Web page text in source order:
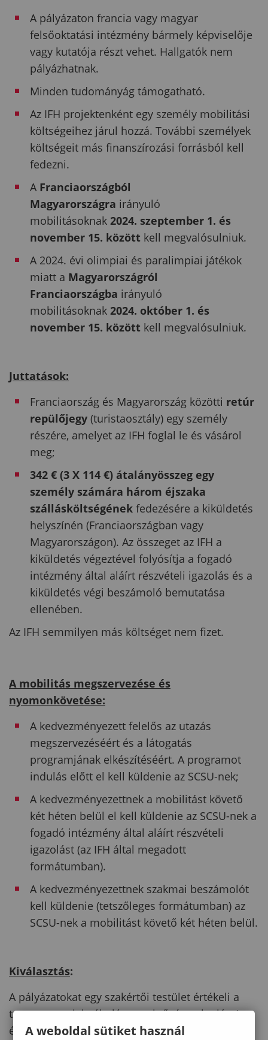
A pályázaton francia vagy magyar
felsőoktatási intézmény bármely képviselője
vagy kutatója részt vehet. Hallgatók nem
pályázhatnak.
Minden tudományág támogatható.
Az IFH projektenként egy személy mobilitási
költségeihez járul hozzá. További személyek
költségeit más finanszírozási forrásból kell
fedezni.
A Franciaországból
Magyarországra irányuló
mobilitásoknak 2024. szeptember 1. és
november 15. között kell megvalósulniuk.
A 2024. évi olimpiai és paralimpiai játékok
miatt a Magyarországról
Franciaországba irányuló
mobilitásoknak 2024. október 1. és
november 15. között kell megvalósulniuk.
Juttatások:
Franciaország és Magyarország közötti retúr
repülőjegy (turistaosztály) egy személy
részére, amelyet az IFH foglal le és vásárol
meg;
342 € (3 X 114 €) átalányösszeg egy
személy számára három éjszaka
szállásköltségének fedezésére a kiküldetés
helyszínén (Franciaországban vagy
Magyarországon). Az összeget az IFH a
kiküldetés végeztével folyósítja a fogadó
intézmény által aláírt részvételi igazolás és a
kiküldetés végi beszámoló bemutatása
ellenében.
Az IFH semmilyen más költséget nem fizet.
A mobilitás megszervezése és
nyomonkövetése:
A kedvezményezett felelős az utazás
megszervezéséért és a látogatás
programjának elkészítéséért. A programot
indulás előtt el kell küldenie az SCSU-nek;
A kedvezményezettnek a mobilitást követő
két héten belül el kell küldenie az SCSU-nek a
fogadó intézmény által aláírt részvételi
igazolást (az IFH által megadott
formátumban).
A kedvezményezettnek szakmai beszámolót
kell küldenie (tetszőleges formátumban) az
SCSU-nek a mobilitást követő két héten belül.
Kiválasztás:
A pályázatokat egy szakértői testület értékeli a
tervezett projekt általános minősége alapján (az
érintett tudományterületek relevanciája, a
A weboldal sütiket használ